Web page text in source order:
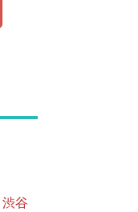
谷